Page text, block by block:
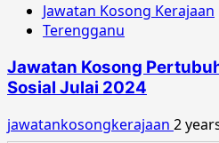
Jawatan Kosong Kerajaan
Terengganu
Jawatan Kosong
Sosial Julai 2024
jawatankosongkerajaan 2